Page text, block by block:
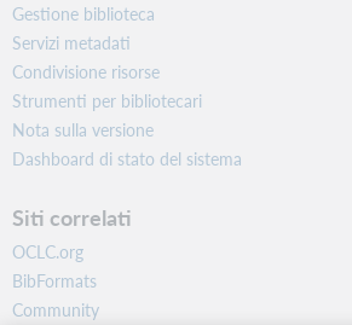
Gestione biblioteca
Servizi metadati
Condivisione risorse
Strumenti per bibliotecari
Nota sulla versione
Dashboard di stato del sistema
Siti correlati
OCLC.org
BibFormats
Community